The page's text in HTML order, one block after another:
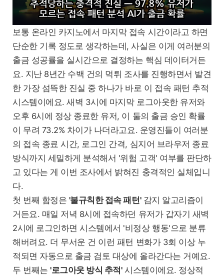
보통 온라인 카지노에서 마지막 접속 시간이라고 하면
단순한 기록 정도로 생각하는데, 사실은 이게 여러분의
출금 성공률을 실시간으로 결정하는 핵심 데이터거든
요. 지난 8년간 수백 건의 먹튀 조사를 진행하면서 발견
한 가장 섬뜩한 진실 중 하나가 바로 이 접속 패턴 추적
시스템이에요. 새벽 3시에 마지막 로그아웃한 유저와
오후 6시에 정상 종료한 유저, 이 둘의 출금 승인 확률
이 무려 73.2% 차이가 나더라고요. 운영진들이 여러분
의 접속 종료 시간, 로그인 간격, 심지어 브라우저 종료
방식까지 세밀하게 분석해서 '위험 고객' 여부를 판단하
고 있다는 게 이번 조사에서 밝혀진 충격적인 실체입니
다.
첫 번째 함정은 '불규칙한 접속 패턴'감지 알고리즘이
거든요. 매일 저녁 8시에 접속하던 유저가 갑자기 새벽
2시에 로그인하면 시스템에서 '비정상 행동'으로 분류
해버려요. 더 무서운 건 이런 패턴 변화가 3회 이상 누
적되면 자동으로 출금 검토 대상에 올라간다는 거예요.
두 번째는'로그아웃 방식 추적'시스템이에요. 정상적